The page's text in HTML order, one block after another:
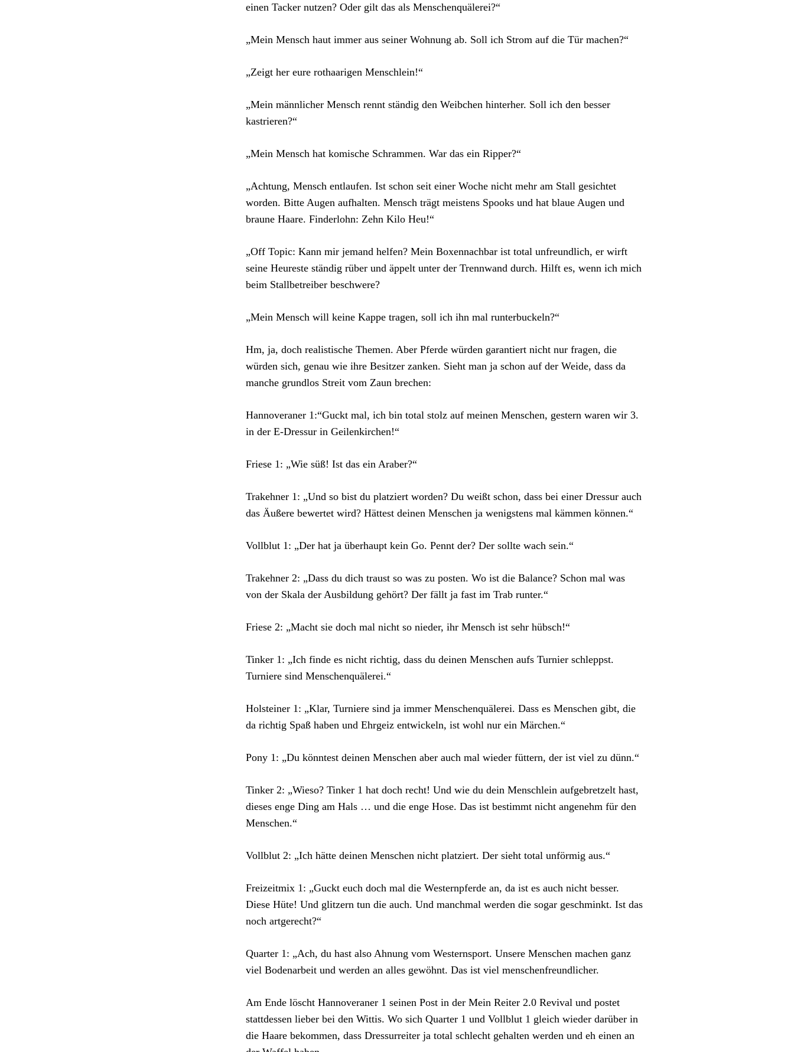
einen Tacker nutzen? Oder gilt das als Menschenquälerei?“
„Mein Mensch haut immer aus seiner Wohnung ab. Soll ich Strom auf die Tür machen?“
„Zeigt her eure rothaarigen Menschlein!“
„Mein männlicher Mensch rennt ständig den Weibchen hinterher. Soll ich den besser
kastrieren?“
„Mein Mensch hat komische Schrammen. War das ein Ripper?“
„Achtung, Mensch entlaufen. Ist schon seit einer Woche nicht mehr am Stall gesichtet
worden. Bitte Augen aufhalten. Mensch trägt meistens Spooks und hat blaue Augen und
braune Haare. Finderlohn: Zehn Kilo Heu!“
„Off Topic: Kann mir jemand helfen? Mein Boxennachbar ist total unfreundlich, er wirft
seine Heureste ständig rüber und äppelt unter der Trennwand durch. Hilft es, wenn ich mich
beim Stallbetreiber beschwere?
„Mein Mensch will keine Kappe tragen, soll ich ihn mal runterbuckeln?“
Hm, ja, doch realistische Themen. Aber Pferde würden garantiert nicht nur fragen, die
würden sich, genau wie ihre Besitzer zanken. Sieht man ja schon auf der Weide, dass da
manche grundlos Streit vom Zaun brechen:
Hannoveraner 1:“Guckt mal, ich bin total stolz auf meinen Menschen, gestern waren wir 3.
in der E-Dressur in Geilenkirchen!“
Friese 1: „Wie süß! Ist das ein Araber?“
Trakehner 1: „Und so bist du platziert worden? Du weißt schon, dass bei einer Dressur auch
das Äußere bewertet wird? Hättest deinen Menschen ja wenigstens mal kämmen können.“
Vollblut 1: „Der hat ja überhaupt kein Go. Pennt der? Der sollte wach sein.“
Trakehner 2: „Dass du dich traust so was zu posten. Wo ist die Balance? Schon mal was
von der Skala der Ausbildung gehört? Der fällt ja fast im Trab runter.“
Friese 2: „Macht sie doch mal nicht so nieder, ihr Mensch ist sehr hübsch!“
Tinker 1: „Ich finde es nicht richtig, dass du deinen Menschen aufs Turnier schleppst.
Turniere sind Menschenquälerei.“
Holsteiner 1: „Klar, Turniere sind ja immer Menschenquälerei. Dass es Menschen gibt, die
da richtig Spaß haben und Ehrgeiz entwickeln, ist wohl nur ein Märchen.“
Pony 1: „Du könntest deinen Menschen aber auch mal wieder füttern, der ist viel zu dünn.“
Tinker 2: „Wieso? Tinker 1 hat doch recht! Und wie du dein Menschlein aufgebretzelt hast,
dieses enge Ding am Hals … und die enge Hose. Das ist bestimmt nicht angenehm für den
Menschen.“
Vollblut 2: „Ich hätte deinen Menschen nicht platziert. Der sieht total unförmig aus.“
Freizeitmix 1: „Guckt euch doch mal die Westernpferde an, da ist es auch nicht besser.
Diese Hüte! Und glitzern tun die auch. Und manchmal werden die sogar geschminkt. Ist das
noch artgerecht?“
Quarter 1: „Ach, du hast also Ahnung vom Westernsport. Unsere Menschen machen ganz
viel Bodenarbeit und werden an alles gewöhnt. Das ist viel menschenfreundlicher.
Am Ende löscht Hannoveraner 1 seinen Post in der Mein Reiter 2.0 Revival und postet
stattdessen lieber bei den Wittis. Wo sich Quarter 1 und Vollblut 1 gleich wieder darüber in
die Haare bekommen, dass Dressurreiter ja total schlecht gehalten werden und eh einen an